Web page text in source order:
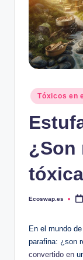
Posted
in
Tóxicos en
¿Son
Posted
Ecoswap.es
En el mundo
parafina: ¿son
convertido en